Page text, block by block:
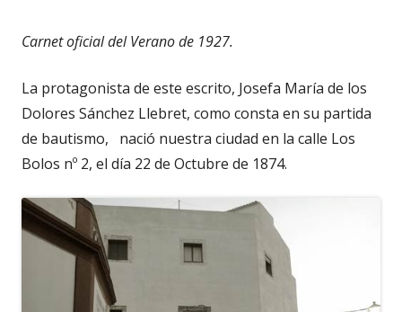
Carnet oficial del Verano de 1927.
La protagonista de este escrito, Josefa María de los
Dolores Sánchez Llebret, como consta en su partida
de bautismo, nació nuestra ciudad en la calle Los
Bolos nº 2, el día 22 de Octubre de 1874.